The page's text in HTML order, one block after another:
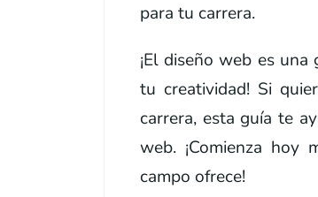
para tu carrera.
¡El diseño web es
tu creatividad! Si
carrera, esta guía te
web. ¡Comienza hoy
campo ofrece!